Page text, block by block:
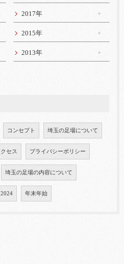
2017年
2015年
2013年
コンセプト 埼玉の足場について
セス プライバシーポリシー
埼玉の足場の内容について
2024 年末年始